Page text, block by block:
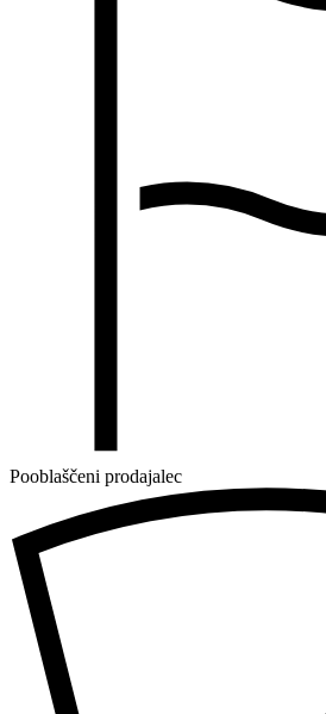
Pooblaščeni prodajalec